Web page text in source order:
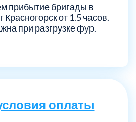
прибытие бригады в
Красногорск от 1.5 часов.
при разгрузке фур.
оплаты